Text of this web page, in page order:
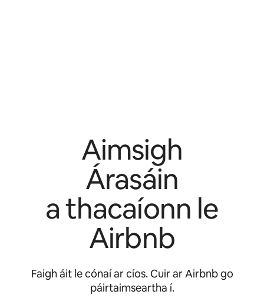
Aimsigh
Árasáin
a thacaíonn le
Airbnb
Faigh áit le cónaí ar cíos. Cuir ar Airbnb go
páirtaimseartha í.